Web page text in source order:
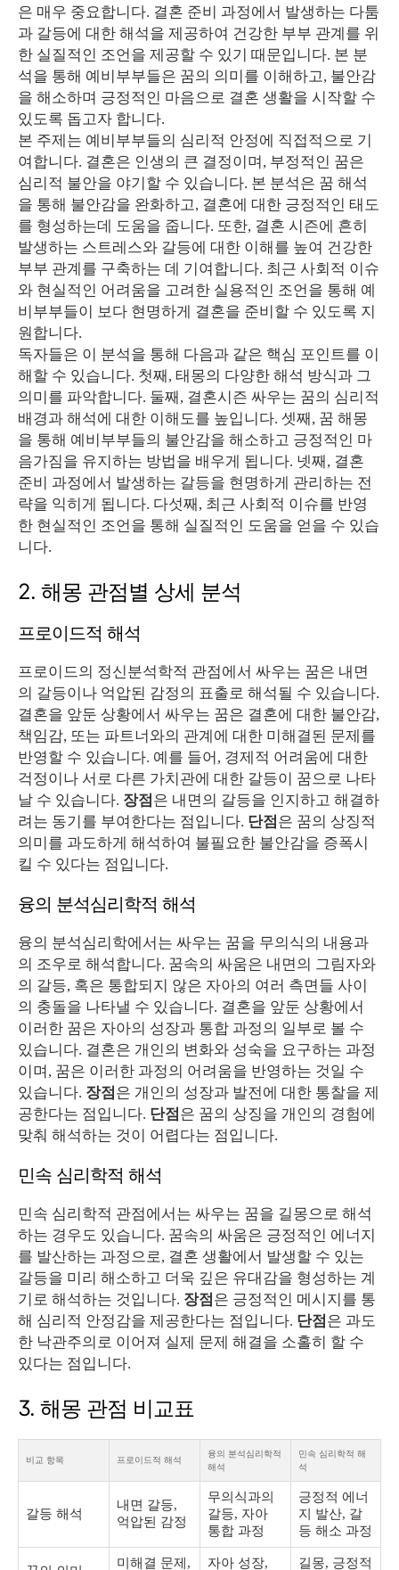
은 매우 중요합니다. 결혼 준비 과정에서 발생하는 다툼
과 갈등에 대한 해석을 제공하여 건강한 부부 관계를 위
한 실질적인 조언을 제공할 수 있기 때문입니다. 본 분
석을 통해 예비부부들은 꿈의 의미를 이해하고, 불안감
을 해소하며 긍정적인 마음으로 결혼 생활을 시작할 수
있도록 돕고자 합니다.
본 주제는 예비부부들의 심리적 안정에 직접적으로 기
여합니다. 결혼은 인생의 큰 결정이며, 부정적인 꿈은
심리적 불안을 야기할 수 있습니다. 본 분석은 꿈 해석
을 통해 불안감을 완화하고, 결혼에 대한 긍정적인 태도
를 형성하는데 도움을 줍니다. 또한, 결혼 시즌에 흔히
발생하는 스트레스와 갈등에 대한 이해를 높여 건강한
부부 관계를 구축하는 데 기여합니다. 최근 사회적 이슈
와 현실적인 어려움을 고려한 실용적인 조언을 통해 예
비부부들이 보다 현명하게 결혼을 준비할 수 있도록 지
원합니다.
독자들은 이 분석을 통해 다음과 같은 핵심 포인트를 이
해할 수 있습니다. 첫째, 태몽의 다양한 해석 방식과 그
의미를 파악합니다. 둘째, 결혼시즌 싸우는 꿈의 심리적
배경과 해석에 대한 이해도를 높입니다. 셋째, 꿈 해몽
을 통해 예비부부들의 불안감을 해소하고 긍정적인 마
음가짐을 유지하는 방법을 배우게 됩니다. 넷째, 결혼
준비 과정에서 발생하는 갈등을 현명하게 관리하는 전
략을 익히게 됩니다. 다섯째, 최근 사회적 이슈를 반영
한 현실적인 조언을 통해 실질적인 도움을 얻을 수 있습
니다.
2. 해몽 관점별 상세 분석
프로이드적 해석
프로이드의 정신분석학적 관점에서 싸우는 꿈은 내면
의 갈등이나 억압된 감정의 표출로 해석될 수 있습니다.
결혼을 앞둔 상황에서 싸우는 꿈은 결혼에 대한 불안감,
책임감, 또는 파트너와의 관계에 대한 미해결된 문제를
반영할 수 있습니다. 예를 들어, 경제적 어려움에 대한
걱정이나 서로 다른 가치관에 대한 갈등이 꿈으로 나타
날 수 있습니다. 장점 은 내면의 갈등을 인지하고 해결하
려는 동기를 부여한다는 점입니다. 단점 은 꿈의 상징적
의미를 과도하게 해석하여 불필요한 불안감을 증폭시
킬 수 있다는 점입니다.
융의 분석심리학적 해석
융의 분석심리학에서는 싸우는 꿈을 무의식의 내용과
의 조우로 해석합니다. 꿈속의 싸움은 내면의 그림자와
의 갈등, 혹은 통합되지 않은 자아의 여러 측면들 사이
의 충돌을 나타낼 수 있습니다. 결혼을 앞둔 상황에서
이러한 꿈은 자아의 성장과 통합 과정의 일부로 볼 수
있습니다. 결혼은 개인의 변화와 성숙을 요구하는 과정
이며, 꿈은 이러한 과정의 어려움을 반영하는 것일 수
있습니다. 장점 은 개인의 성장과 발전에 대한 통찰을 제
공한다는 점입니다. 단점 은 꿈의 상징을 개인의 경험에
맞춰 해석하는 것이 어렵다는 점입니다.
민속 심리학적 해석
민속 심리학적 관점에서는 싸우는 꿈을 길몽으로 해석
하는 경우도 있습니다. 꿈속의 싸움은 긍정적인 에너지
를 발산하는 과정으로, 결혼 생활에서 발생할 수 있는
갈등을 미리 해소하고 더욱 깊은 유대감을 형성하는 계
기로 해석하는 것입니다. 장점 은 긍정적인 메시지를 통
해 심리적 안정감을 제공한다는 점입니다. 단점 은 과도
한 낙관주의로 이어져 실제 문제 해결을 소홀히 할 수
있다는 점입니다.
3. 해몽 관점 비교표
비교 항목 프로이드적 해석
융의 분석심리학적
해석
민속 심리학적 해
석
갈등 해석
내면 갈등,
억압된 감정
무의식과의
갈등, 자아
통합 과정
긍정적 에너
지 발산, 갈
등 해소 과정
미해결 문제, 자아 성장, 길몽, 긍정적